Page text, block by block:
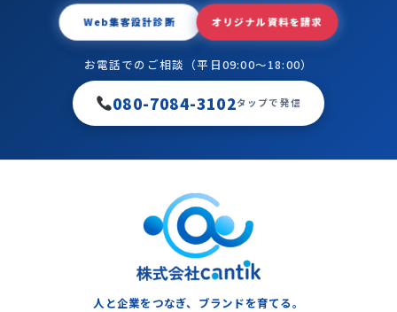
Web集客設計診断 オリジナル資料を請求
お電話でのご相談（平日09:00〜18:00）
080-7084-3102タップで発信
人と企業をつなぎ、ブランドを育てる。